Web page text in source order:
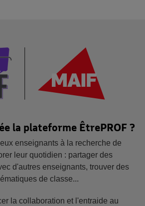
la plateforme ÊtrePROF ?
enseignants à la recherche de
leur quotidien : partager des
d'autres enseignants, trouver des
de classe...
la collaboration et l'entraide au